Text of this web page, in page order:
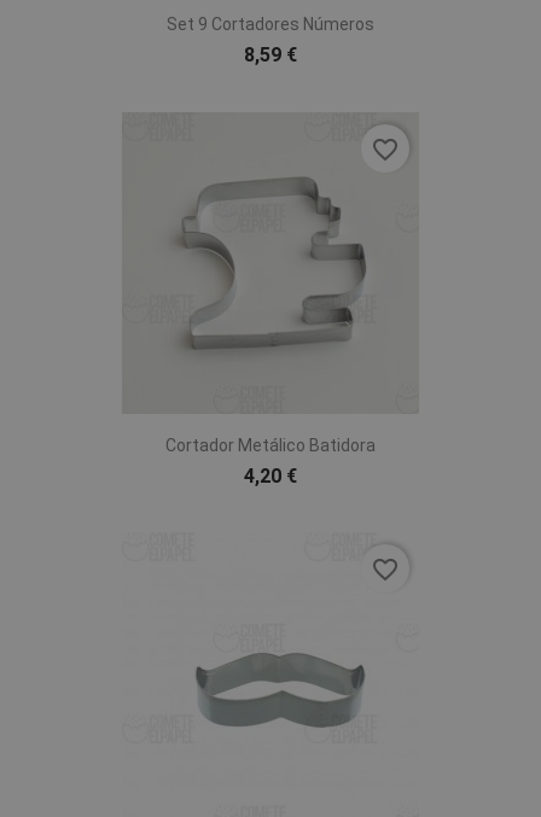
Set 9 Cortadores Números
8,59 €
Cortador Metálico Batidora
4,20 €
favorite_border
favorite_border